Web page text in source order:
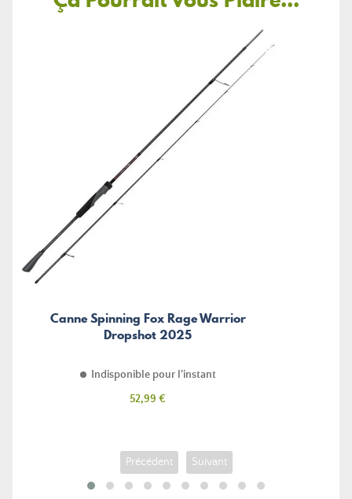
Canne Spinning Fox Rage Warrior
Dropshot 2025
Indisponible pour l'instant
Prix
52,99 €
Précédent Suivant